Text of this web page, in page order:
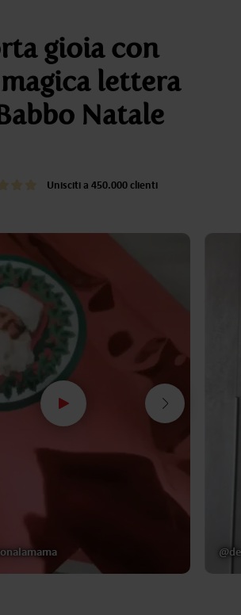
gioia con
lettera
Natale
Unisciti a 450.000 clienti